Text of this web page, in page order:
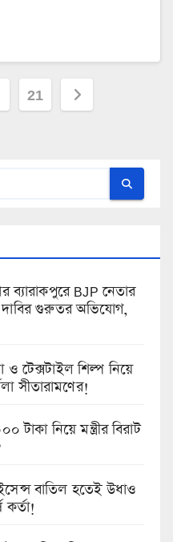
21
ব্যারাকপুরে BJP নেতার
দাবির গুরুতর অভিযোগ,
ও টেক্সটাইল শিল্প নিয়ে
সীতারামণের!
টাকা নিয়ে মন্ত্রীর বিরাট
বাতিল হতেই উধাও
কর্তা!